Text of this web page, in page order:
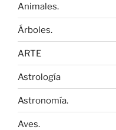
Animales.
Árboles.
ARTE
Astrología
Astronomía.
Aves.